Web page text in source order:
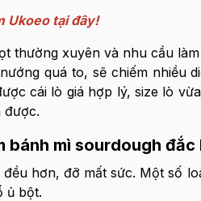
Ukoeo tại đây!
thường xuyên và nhu cầu
quá to, sẽ chiếm nhiều
cái lò giá hợp lý, size lò
được.
bánh mì sourdough đắc
hơn, đỡ mất sức. Một số
ủ bột.